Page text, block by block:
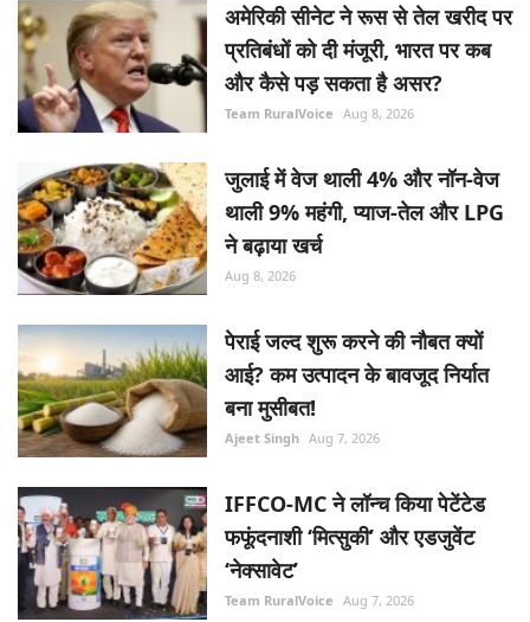
अमेरिकी सीनेट ने रूस से तेल खरीद पर
प्रतिबंधों को दी मंजूरी, भारत पर कब
और कैसे पड़ सकता है असर?
Team RuralVoice Aug 8, 2026
जुलाई में वेज थाली 4% और नॉन-वेज
थाली 9% महंगी, प्याज-तेल और LPG
ने बढ़ाया खर्च
Aug 8, 2026
पेराई जल्द शुरू करने की नौबत क्यों
आई? कम उत्पादन के बावजूद निर्यात
बना मुसीबत!
Ajeet Singh Aug 7, 2026
IFFCO-MC ने लॉन्च किया पेटेंटेड
फफूंदनाशी ‘मित्सुकी’ और एडजुवेंट
‘नेक्सावेट’
Team RuralVoice Aug 7, 2026